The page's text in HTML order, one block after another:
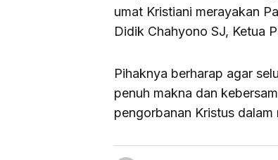
umat Kristiani merayakan
Didik Chahyono SJ, Ketua
Pihaknya berharap agar
penuh makna dan
pengorbanan Kristus